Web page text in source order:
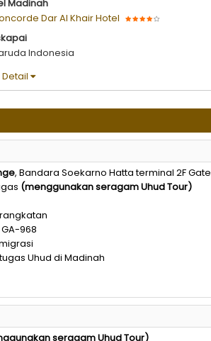
Madinah
Dar Al Khair Hotel
Indonesia
, Bandara Soekarno Hatta terminal 2F Gate
(menggunakanseragamUhudTour)
968
Uhud di Madinah
seragamUhudTour)